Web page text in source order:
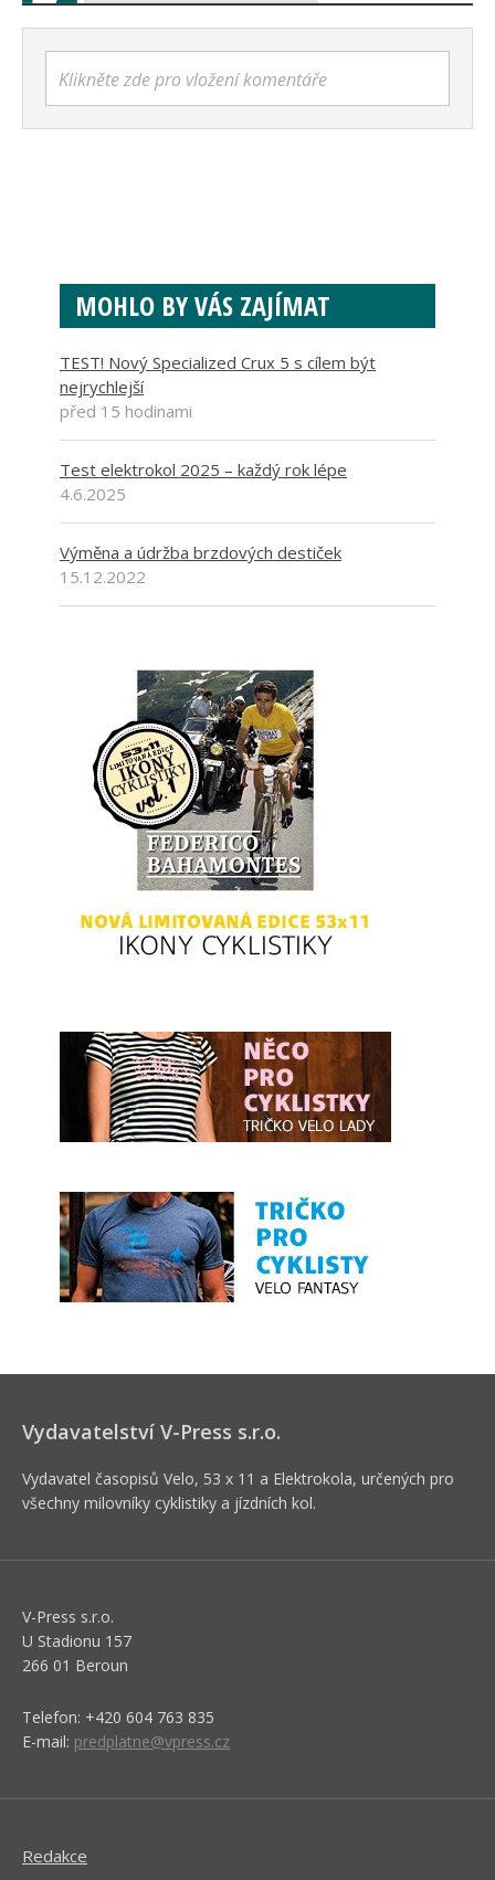
Klikněte zde pro vložení komentáře
MOHLO BY VÁS ZAJÍMAT
TEST! Nový Specialized Crux 5 s cílem být
nejrychlejší
před 15 hodinami
Test elektrokol 2025 – každý rok lépe
4.6.2025
Výměna a údržba brzdových destiček
15.12.2022
Vydavatelství V-Press s.r.o.
Vydavatel časopisů Velo, 53 x 11 a Elektrokola, určených pro
všechny milovníky cyklistiky a jízdních kol.
V-Press s.r.o.
U Stadionu 157
266 01 Beroun
Telefon: +420 604 763 835
E-mail: predplatne@vpress.cz
Redakce